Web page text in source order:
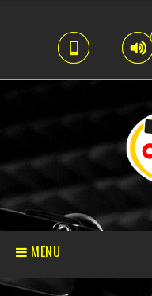
MENU